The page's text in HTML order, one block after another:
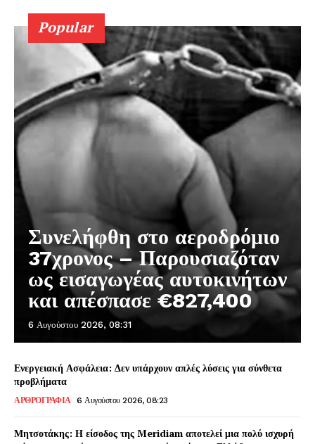
Popular
Συνελήφθη στο αεροδρόμιο
37χρονος – Παρουσιαζόταν
ως εισαγωγέας αυτοκινήτων
και απέσπασε €827,400
6 Αυγούστου 2026, 08:31
Ενεργειακή Ασφάλεια: Δεν υπάρχουν απλές λύσεις για σύνθετα
προβλήματα
ΑΡΘΡΟΓΡΑΦΙΑ 6 Αυγούστου 2026, 08:23
Μητσοτάκης: Η είσοδος της Meridiam αποτελεί μια πολύ ισχυρή